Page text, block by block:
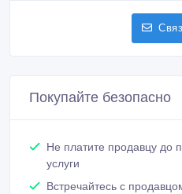
Покупайте безопасно
Не платите продавцу до
услуги
Встречайтесь с